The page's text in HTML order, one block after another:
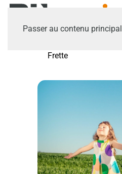
Passer au contenu principal
Frette